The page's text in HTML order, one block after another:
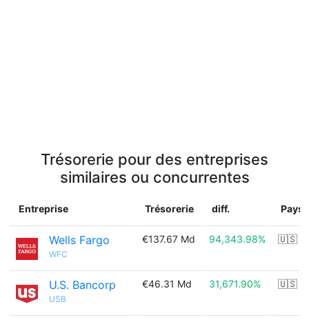
Trésorerie pour des entreprises
similaires ou concurrentes
Entreprise Trésorerie diff. Pays
Wells Fargo
WFC
€137.67 Md 94,343.98% 🇺🇸
U.S. Bancorp
USB
€46.31 Md 31,671.90% 🇺🇸